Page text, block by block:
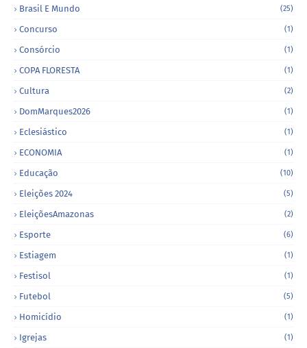
Brasil E Mundo (25)
Concurso (1)
Consórcio (1)
COPA FLORESTA (1)
Cultura (2)
DomMarques2026 (1)
Eclesiástico (1)
ECONOMIA (1)
Educação (10)
Eleições 2024 (5)
EleiçõesAmazonas (2)
Esporte (6)
Estiagem (1)
Festisol (1)
Futebol (5)
Homicídio (1)
Igrejas (1)